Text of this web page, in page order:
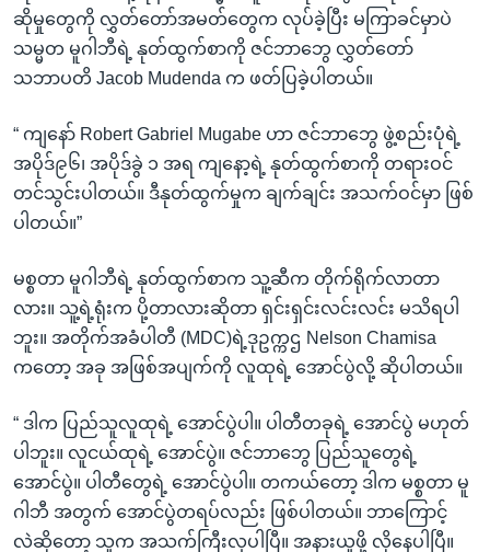
ဆိုမှုတွေကို လွှတ်တော်အမတ်တွေက လုပ်ခဲ့ပြီး မကြာခင်မှာပဲ
သမ္မတ မူဂါဘီရဲ့ နုတ်ထွက်စာကို ဇင်ဘာဘွေ လွှတ်တော်
သဘာပတိ Jacob Mudenda က ဖတ်ပြခဲ့ပါတယ်။
“ ကျနော် Robert Gabriel Mugabe ဟာ ဇင်ဘာဘွေ ဖွဲ့စည်းပုံရဲ့
အပိုဒ်၉၆၊ အပိုဒ်ခွဲ ၁ အရ ကျနော့ရဲ့ နုတ်ထွက်စာကို တရားဝင်
တင်သွင်းပါတယ်။ ဒီနုတ်ထွက်မှုက ချက်ချင်း အသက်ဝင်မှာ ဖြစ်
ပါတယ်။”
မစ္စတာ မူဂါဘီရဲ့ နုတ်ထွက်စာက သူ့ဆီက တိုက်ရိုက်လာတာ
လား။ သူ့ရဲ့ရုံးက ပို့တာလားဆိုတာ ရှင်းရှင်းလင်းလင်း မသိရပါ
ဘူး။ အတိုက်အခံပါတီ (MDC)ရဲ့ဒုဥက္ကဌ Nelson Chamisa
ကတော့ အခု အဖြစ်အပျက်ကို လူထုရဲ့ အောင်ပွဲလို့ ဆိုပါတယ်။
“ ဒါက ပြည်သူလူထုရဲ့ အောင်ပွဲပါ။ ပါတီတခုရဲ့ အောင်ပွဲ မဟုတ်
ပါဘူး။ လူငယ်ထုရဲ့ အောင်ပွဲ။ ဇင်ဘာဘွေ ပြည်သူတွေရဲ့
အောင်ပွဲ။ ပါတီတွေရဲ့ အောင်ပွဲပါ။ တကယ်တော့ ဒါက မစ္စတာ မူ
ဂါဘီ အတွက် အောင်ပွဲတရပ်လည်း ဖြစ်ပါတယ်။ ဘာကြောင့်
လဲဆိုတော့ သူက အသက်ကြီးလှပါပြီ။ အနားယူဖို့ လိုနေပါပြီ။